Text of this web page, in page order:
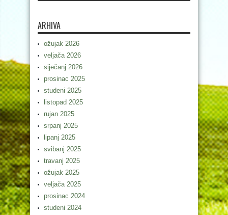
ARHIVA
ožujak 2026
veljača 2026
siječanj 2026
prosinac 2025
studeni 2025
listopad 2025
rujan 2025
srpanj 2025
lipanj 2025
svibanj 2025
travanj 2025
ožujak 2025
veljača 2025
prosinac 2024
studeni 2024